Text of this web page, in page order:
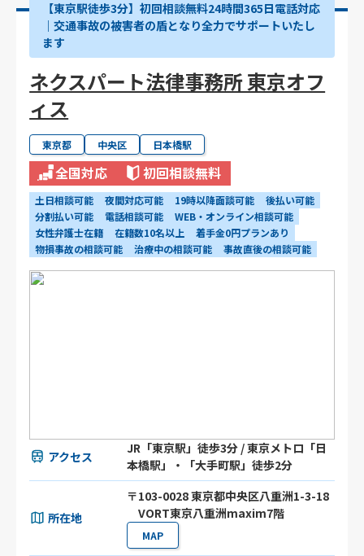
【東京駅徒歩3分】初回相談無料24時間365日電話対応
｜交通事故の被害者の盾となり全力でサポートいたし
ます
ネクスパート法律事務所 東京オフ
ィス
東京都 中央区 日本橋駅
全国対応 初回相談無料
土日相談可能 夜間対応可能 19時以降面談可能
後払い可能
分割払い可能
電話相談可能
WEB・オンライン相談可能
女性弁護士在籍
在籍数10名以上
着手金0円プランあり
物損事故の相談可能
治療中の相談可能 事故直後の相談可能
アクセス
JR「東京駅」徒歩3分 / 東京メトロ「日
本橋駅」・「大手町駅」徒歩2分
所在地
〒103-0028 東京都中央区八重洲1-3-18
VORT東京八重洲maxim7階
MAP